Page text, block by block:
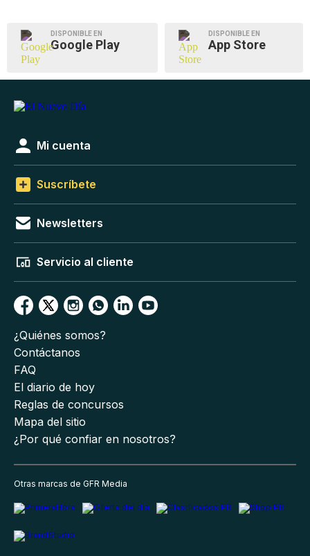
DISPONIBLE EN
Google Play
DISPONIBLE EN
App Store
Mi cuenta
Suscríbete
Newsletters
Servicio al cliente
¿Quiénes somos?
Contáctanos
FAQ
El diario de hoy
Reglas de concursos
Mapa del sitio
¿Por qué confiar en nosotros?
Otras marcas de GFR Media